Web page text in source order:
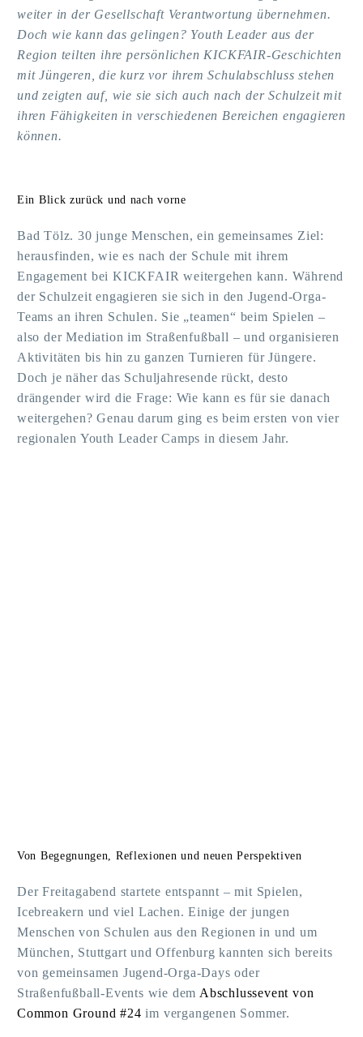
weiter in der Gesellschaft Verantwortung übernehmen.
Doch wie kann das gelingen? Youth Leader aus der
Region teilten ihre persönlichen KICKFAIR-Geschichten
mit Jüngeren, die kurz vor ihrem Schulabschluss stehen
und zeigten auf, wie sie sich auch nach der Schulzeit mit
ihren Fähigkeiten in verschiedenen Bereichen engagieren
können.
Ein Blick zurück und nach vorne
Bad Tölz. 30 junge Menschen, ein gemeinsames Ziel:
herausfinden, wie es nach der Schule mit ihrem
Engagement bei KICKFAIR weitergehen kann. Während
der Schulzeit engagieren sie sich in den Jugend-Orga-
Teams an ihren Schulen. Sie „teamen“ beim Spielen –
also der Mediation im Straßenfußball – und organisieren
Aktivitäten bis hin zu ganzen Turnieren für Jüngere.
Doch je näher das Schuljahresende rückt, desto
drängender wird die Frage: Wie kann es für sie danach
weitergehen? Genau darum ging es beim ersten von vier
regionalen Youth Leader Camps in diesem Jahr.
Von Begegnungen, Reflexionen und neuen Perspektiven
Der Freitagabend startete entspannt – mit Spielen,
Icebreakern und viel Lachen. Einige der jungen
Menschen von Schulen aus den Regionen in und um
München, Stuttgart und Offenburg kannten sich bereits
von gemeinsamen Jugend-Orga-Days oder
Straßenfußball-Events wie dem Abschlussevent von
Common Ground #24 im vergangenen Sommer.